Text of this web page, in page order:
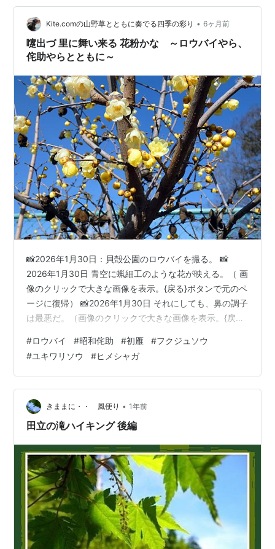
いる草です。 賀茂川の土手でもカスマグサが見られま
す。 カラスノエンドウほど大きくはなく、スズメノエン
ドウほど繁っていないので、地味で目…
Kite.comの山野草とともに奏でる四季の彩り • 6ヶ月前
嚔出づ 里に舞い来る 花粉かな ～ロウバイやら、
侘助やらとともに～
📸2026年1月30日：貝殻公園のロウバイを撮る。 📸
2026年1月30日 青空に蝋細工のような花が映える。（ 画
像のクリックで大きな画像を表示。{戻る}ボタンで元のペ
ージに復帰） 📸2026年1月30日 それにしても、鼻の調子
は最悪だ。（画像のクリックで大きな画像を表示。{戻る}
かという時季なのに、どうも鼻の調子がよくない。まさ
か、花粉症か？ 1月から症状を訴える人も珍しくないのだ
とか。ましてや、今年は例年の2.5倍の花粉が乱れ飛ぶと
いう。かなりやばい！ はーくしょん 風の便りで 舞う花
粉 疾く取り憑きて 鼻水に倦む 思わず、こんな戯れ歌が…
#ロウバイ #昭和侘助 #初雁 #フクジュソウ
#ユキワリソウ #ヒメシャガ
きままに・・ 風便り • 1年前
田立の滝ハイキング 後編